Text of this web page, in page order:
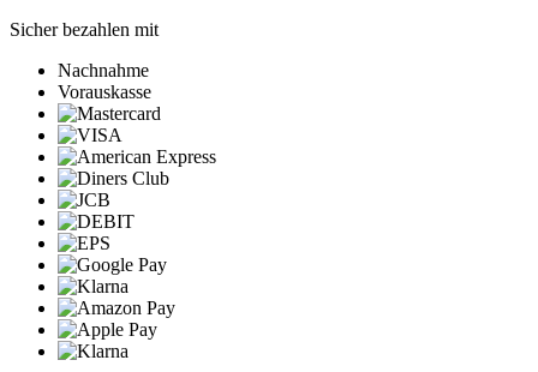
Sicher bezahlen mit
Nachnahme
Vorauskasse